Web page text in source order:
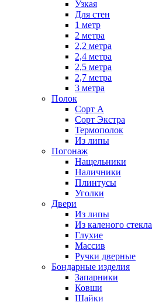
Узкая
Для стен
1 метр
2 метра
2,2 метра
2,4 метра
2,5 метра
2,7 метра
3 метра
Полок
Сорт А
Сорт Экстра
Термополок
Из липы
Погонаж
Нащельники
Наличники
Плинтусы
Уголки
Двери
Из липы
Из каленого стекла
Глухие
Массив
Ручки дверные
Бондарные изделия
Запарники
Ковши
Шайки